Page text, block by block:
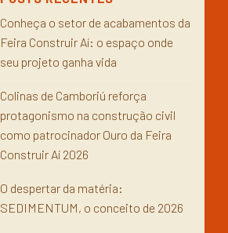
Conheça o setor de acabamentos da
Feira Construir Aí: o espaço onde
seu projeto ganha vida
Colinas de Camboriú reforça
protagonismo na construção civil
como patrocinador Ouro da Feira
Construir Aí 2026
O despertar da matéria:
SEDIMENTUM, o conceito de 2026